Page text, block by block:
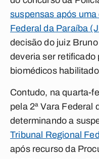
suspensas após
Federal da Paraíba
decisão do juiz
deveria ser retificado
biomédicos
Contudo, na quarta-
pela 2ª Vara Federal
determinando a
Tribunal Regional
após recurso da